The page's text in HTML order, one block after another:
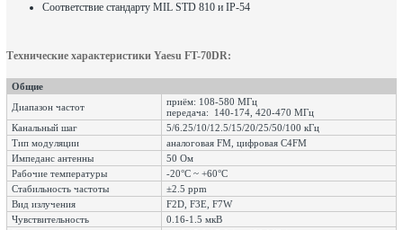
Соответствие стандарту MIL STD 810 и IP-54
Технические характеристики Yaesu FT-70DR:
Общие
Диапазон частот
приём: 108-580 МГц
передача: 140-174, 420-470 МГц
Канальный шаг
5/6.25/10/12.5/15/20/25/50/100 кГц
Тип модуляции
аналоговая FM, цифровая C4FM
Импеданс антенны
50 Ом
Рабочие температуры
-20°С ~ +60°С
Стабильность частоты
±2.5 ppm
Вид излучения
F2D, F3E, F7W
Чувствительность
0.16-1.5 мкВ